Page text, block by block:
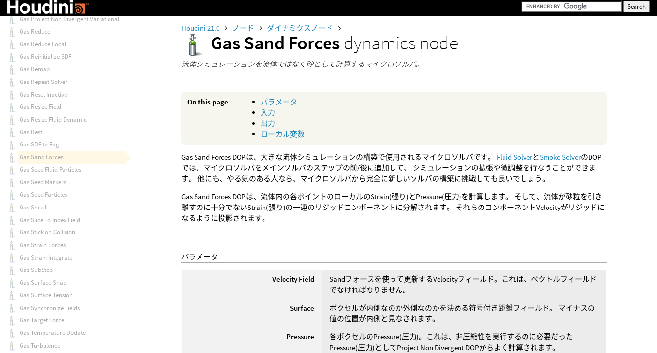
Houdini 21.0 ノード ダイナミクスノード
Gas Sand Forces dynamics node
流体シミュレーションを流体ではなく砂として計算するマイクロソルバ。
On this page
パラメータ
入力
出力
ローカル変数
Gas Sand Forces DOPは、大きな流体シミュレーションの構築で使用されるマイクロソルバです。 Fluid SolverとSmoke SolverのDOP
では、マイクロソルバをメインソルバのステップの前/後に追加して、 シミュレーションの拡張や微調整を行なうことができま
す。 他にも、やる気のある人なら、マイクロソルバから完全に新しいソルバの構築に挑戦しても良いでしょう。
Gas Sand Forces DOPは、流体内の各ポイントのローカルのStrain(張り)とPressure(圧力)を計算します。 そして、流体が砂粒を引き
離すのに十分でないStrain(張り)の一連のリジッドコンポーネントに分解されます。 それらのコンポーネントVelocityがリジッドに
なるように投影されます。
パラメータ
Velocity Field
Sandフォースを使って更新するVelocityフィールド。これは、ベクトルフィールド
でなければなりません。
Surface
ボクセルが内側なのか外側なのかを決める符号付き距離フィールド。 マイナスの
値の位置が内側と見なされます。
Pressure
各ボクセルのPressure(圧力)。これは、非圧縮性を実行するのに必要だった
Pressure(圧力)としてProject Non Divergent DOPからよく計算されます。
Gas Project Non Divergent Multigrid
Gas Project Non Divergent Variational
Gas Reduce
Gas Reduce Local
Gas Reinitialize SDF
Gas Remap
Gas Repeat Solver
Gas Reset Inactive
Gas Resize Field
Gas Resize Fluid Dynamic
Gas Rest
Gas SDF to Fog
Gas Sand Forces
Gas Seed Fluid Particles
Gas Seed Markers
Gas Seed Particles
Gas Shred
Gas Slice To Index Field
Gas Stick on Collision
Gas Strain Forces
Gas Strain Integrate
Gas SubStep
Gas Surface Snap
Gas Surface Tension
Gas Synchronize Fields
Gas Target Force
Gas Temperature Update
Gas Turbulence